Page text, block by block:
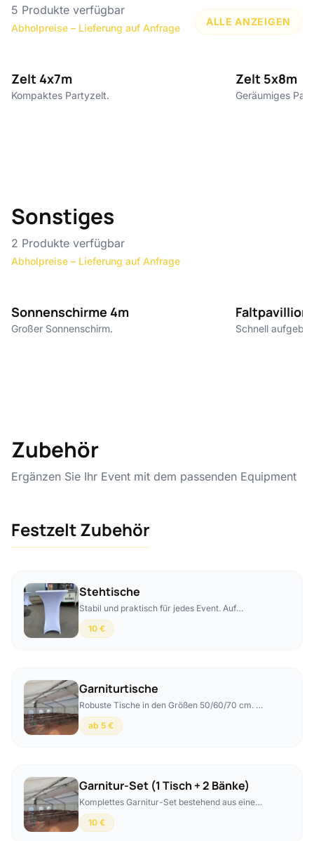
5 Produkte verfügbar
Abholpreise – Lieferung auf Anfrage
ALLE ANZEIGEN
Zelt 4x7m
Kompaktes Partyzelt.
Zelt 5x8m
Geräumiges
Sonstiges
2 Produkte verfügbar
Abholpreise – Lieferung auf Anfrage
Sonnenschirme 4m
Großer Sonnenschirm.
Faltpavillion
Schnell
Zubehör
Ergänzen Sie Ihr Event mit dem passenden Equipment
Festzelt Zubehör
Stehtische
Stabil und praktisch für jedes Event. Auf
Wunsch auch mit hochwertigen Hussen
buchbar – Aufpreis 5 € pro Stehtisch.
10 €
Garniturtische
Robuste Tische in den Größen 50/60/70 cm. Mit
passenden Hussen buchbar – Aufpreis 5 € pro
Tisch.
ab 5 €
Garnitur-Set (1 Tisch + 2 Bänke)
Komplettes Garnitur-Set bestehend aus einem
Tisch und zwei Bänken.
10 €